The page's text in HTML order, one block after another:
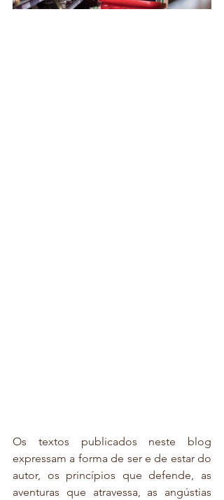
Os textos publicados neste blog
expressam a forma de ser e de estar do
autor, os princípios que defende, as
aventuras que atravessa, as angústias